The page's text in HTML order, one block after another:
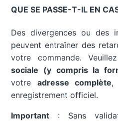
QUE SE PASSE-T-IL EN
Des divergences ou des
peuvent entraîner des
votre commande.
sociale (y compris la
votre adresse complète,
enregistrement officiel.
Important : Sans